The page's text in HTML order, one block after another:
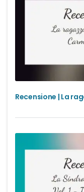
Recensione | La